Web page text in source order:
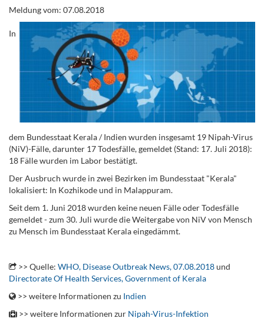
Meldung vom: 07.08.2018
In
dem Bundesstaat Kerala / Indien wurden insgesamt 19 Nipah-Virus
(NiV)-Fälle, darunter 17 Todesfälle, gemeldet (Stand: 17. Juli 2018):
18 Fälle wurden im Labor bestätigt.
Der Ausbruch wurde in zwei Bezirken im Bundesstaat "Kerala"
lokalisiert: In Kozhikode und in Malappuram.
Seit dem 1. Juni 2018 wurden keine neuen Fälle oder Todesfälle
gemeldet - zum 30. Juli wurde die Weitergabe von NiV von Mensch
zu Mensch im Bundesstaat Kerala eingedämmt.
>> Quelle: WHO, Disease Outbreak News, 07.08.2018und
Directorate Of Health Services, Government of Kerala
>> weitere Informationen zu Indien
>> weitere Informationen zur Nipah-Virus-Infektion